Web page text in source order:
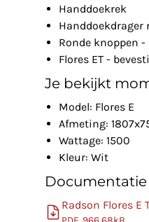
Handdoekrek
Handdoekdrager
Ronde knoppen
Flores ET -
Je bekijkt
Model: Flores E
Afmeting:
Wattage: 1500
Kleur: Wit
Documentatie
Radson Flores E